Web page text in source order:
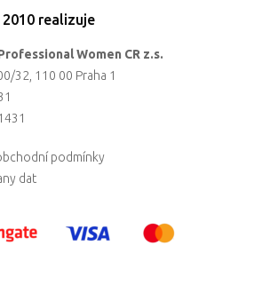
realizuje
Women CR z.s.
32, 110 00 Praha 1
podmínky
dat